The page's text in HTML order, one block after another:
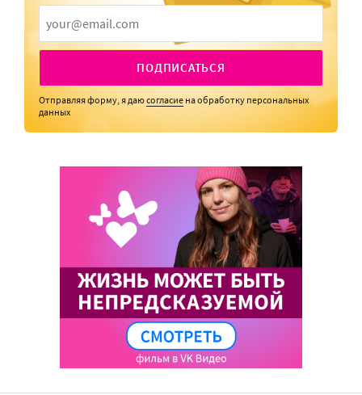
ПОДПИСАТЬСЯ
Отправляя форму, я даюсогласие на обработку персональных
данных